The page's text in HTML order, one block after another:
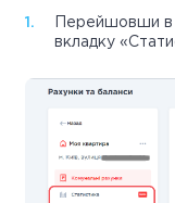
Перейшовши в
вкладку